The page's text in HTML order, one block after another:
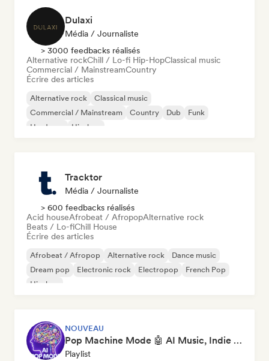
Dulaxi
Média / Journaliste
> 3000 feedbacks réalisés
Alternative rockChill / Lo-fi Hip-HopClassical music
Commercial / MainstreamCountry
Écrire des articles
Alternative rock
Classical music
Commercial / Mainstream
Country Dub
Funk
Hardcore
Hip-hop
Tracktor
Média / Journaliste
> 600 feedbacks réalisés
Acid houseAfrobeat / AfropopAlternative rock
Beats / Lo-fiChill House
Écrire des articles
Afrobeat / Afropop Alternative rock
Dance music
Dream pop
Electronic rock Electropop
French Pop
Hip-hop
NOUVEAU
Pop Machine Mode 🤖 AI Music, Indie Pop & Dream Pop
Playlist